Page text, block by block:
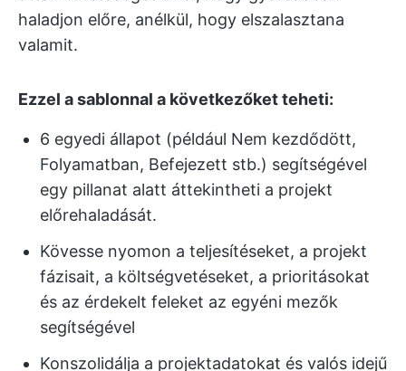
haladjon előre, anélkül, hogy elszalasztana
valamit.
Ezzel a sablonnal a következőket teheti:
6 egyedi állapot (például Nem kezdődött,
Folyamatban, Befejezett stb.) segítségével
egy pillanat alatt áttekintheti a projekt
előrehaladását.
Kövesse nyomon a teljesítéseket, a projekt
fázisait, a költségvetéseket, a prioritásokat
és az érdekelt feleket az egyéni mezők
segítségével
Konszolidálja a projektadatokat és valós idejű